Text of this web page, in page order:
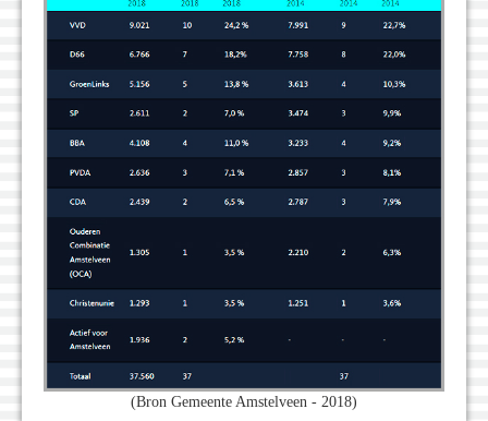
(Bron Gemeente Amstelveen - 2018)